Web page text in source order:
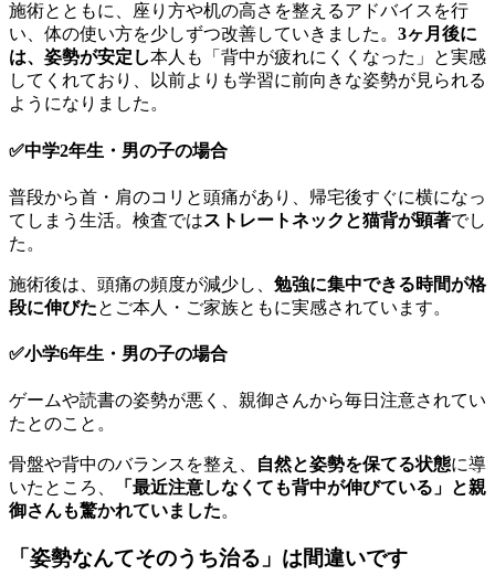
施術とともに、座り方や机の高さを整えるアドバイスを行
い、体の使い方を少しずつ改善していきました。 3ヶ月後に
は、姿勢が安定し本人も「背中が疲れにくくなった」と実感
してくれており、以前よりも学習に前向きな姿勢が見られる
ようになりました。
✅中学2年生・男の子の場合
普段から首・肩のコリと頭痛があり、帰宅後すぐに横になっ
てしまう生活。検査ではストレートネックと猫背が顕著でし
た。
施術後は、頭痛の頻度が減少し、 勉強に集中できる時間が格
段に伸びたとご本人・ご家族ともに実感されています。
✅小学6年生・男の子の場合
ゲームや読書の姿勢が悪く、親御さんから毎日注意されてい
たとのこと。
骨盤や背中のバランスを整え、 自然と姿勢を保てる状態に導
いたところ、
「最近注意しなくても背中が伸びている」と親
御さんも驚かれていました。
「姿勢なんてそのうち治る」は間違いです